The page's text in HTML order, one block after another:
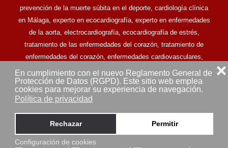
En cumplimiento con el nuevo Reglamento General de
Protección de Datos (RGPD). Este sitio web emplea
cookies para mejorar su experiencia de navegación.
Política de privacidad
Rechazar Permitir
❌
Configuración de cookies
prevención de la muerte súbita en el deporte, cardiología clínica
en Málaga, experto en ecocardiografía, experto en enfermedades
de la aorta, electrocardiografía, ecocardiografía de estrés,
tratamiento de las enfermedades del corazón, tratamiento de
enfermedades del corazón, enfermedades cardiovasculares,
clínica cardiovascular en Málaga.
Todos los derechos reservados © Doctor Fernando Cabrera -
Cardiólogo en Málaga (2013-2025) - MALAGA (ESPAÑA)
Aviso legal
Sitio web desarrollado por